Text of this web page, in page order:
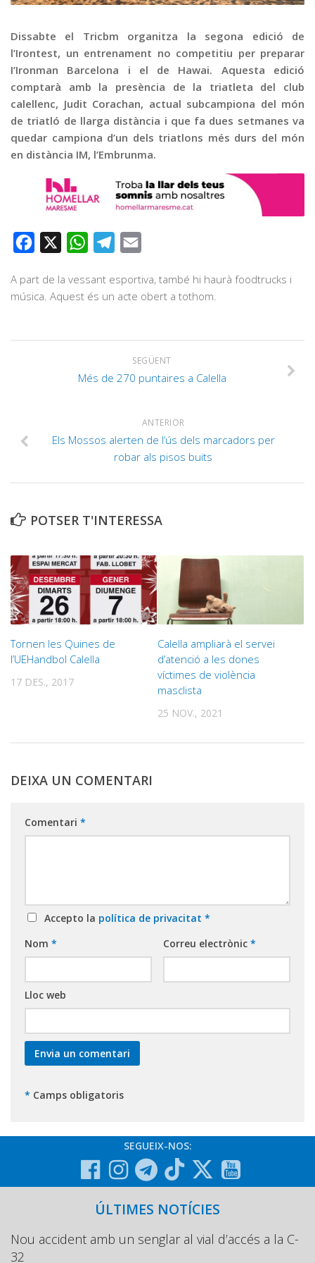
Contacte
Dissabte el Tricbm organitza la segona edició de
l’Irontest, un entrenament no competitiu per preparar
I’Ironman Barcelona i el de Hawai. Aquesta edició
comptarà amb la presència de la triatleta del club
calellenc, Judit Corachan, actual subcampiona del món
de triatló de llarga distància i que fa dues setmanes va
quedar campiona d’un dels triatlons més durs del món
en distància IM, l’Embrunma.
Facebook WhatsAppTelegram
A part de la vessant esportiva, també hi haurà foodtrucks i
música. Aquest és un acte obert a tothom.
SEGÜENT
Més de 270 puntaires a Calella
ANTERIOR
Els Mossos alerten de l’ús dels marcadors per
robar als pisos buits
POTSER T'INTERESSA
Tornen les Quines de
l’UEHandbol Calella
17 DES., 2017
Calella ampliarà el servei
d’atenció a les dones
víctimes de violència
masclista
25 NOV., 2021
DEIXA UN COMENTARI
Comentari *
Accepto la política de privacitat *
Nom * Correu electrònic *
Lloc web
* Camps obligatoris
SEGUEIX-NOS:
ÚLTIMES NOTÍCIES
Nou accident amb un senglar al vial d’accés a la C-
32